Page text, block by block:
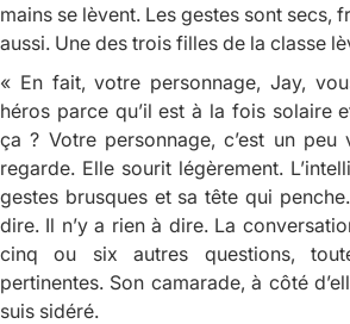
mains se lèvent. Les gestes sont secs,
aussi. Une des trois filles de la classe
« En fait, votre personnage, Jay,
héros parce qu’il est à la fois solaire
ça ? Votre personnage, c’est un
regarde. Elle sourit légèrement.
gestes brusques et sa tête qui
dire. Il n’y a rien à dire. La
cinq ou six autres questions,
pertinentes. Son camarade, à côté
suis sidéré.